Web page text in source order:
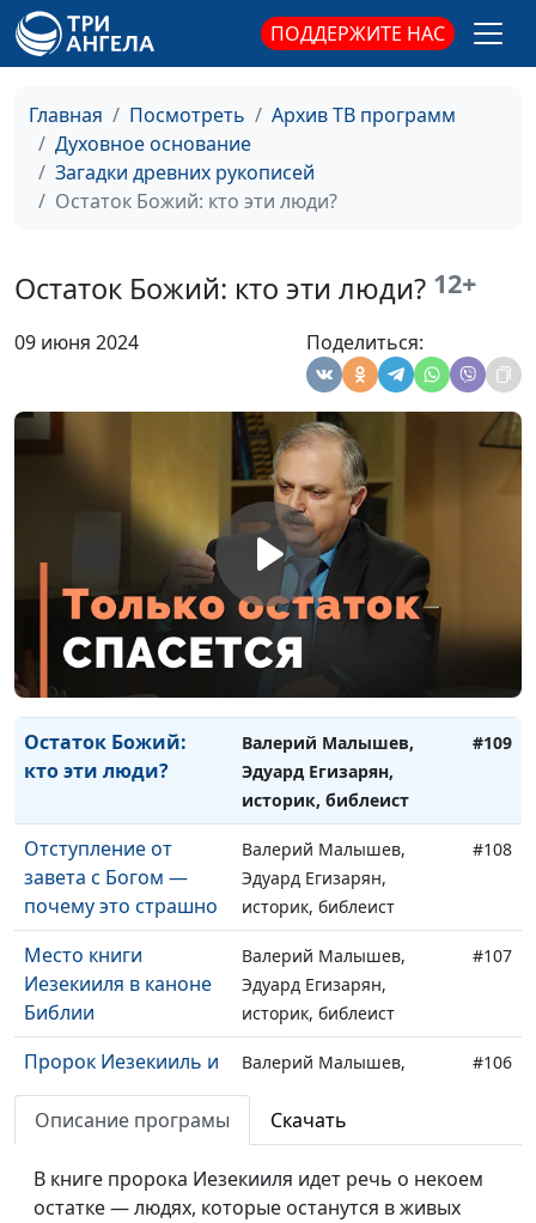
ПОДДЕРЖИТЕ НАС
Главная Посмотреть
Архив ТВ программ
Духовное основание
Загадки древних рукописей
Остаток Божий: кто эти люди?
Остаток Божий: кто эти люди? 12+
09 июня 2024 Поделиться:
Нужно ли
праздновать
Рождество?
Валерий Малышев,
Эдуард Егизарян,
историк, библеист
#115
Рождество: семья
Иисуса Христа
Валерий Малышев,
Эдуард Егизарян,
историк, библеист
пророчества о
Завете
Эдуард Егизарян,
пророка Иезекииля
на Апокалипсис
Иоанна
Валерий Малышев,
Эдуард Егизарян,
историк, библеист
#112
Падший ангел
Люцифер и царь
Тира
Валерий Малышев,
Эдуард Егизарян,
историк, библеист
Будущее
богоотступников:
как вернуться к Богу
Валерий Малышев,
Эдуард Егизарян,
историк, библеист
#110
Остаток Божий:
кто эти люди?
Валерий Малышев,
Эдуард Егизарян,
историк, библеист
#109
Отступление от
завета с Богом —
почему это страшно
Валерий Малышев,
Эдуард Егизарян,
историк, библеист
#108
Место книги
Иезекииля в каноне
Библии
Валерий Малышев,
Эдуард Егизарян,
историк, библеист
#107
Пророк Иезекииль и
его необычное
призвание
Валерий Малышев,
Эдуард Егизарян,
историк, библеист
#106
Философия истории
в книге пророка
историк, богослов,
Описание програмы Скачать
В книге пророка Иезекииля идет речь о некоем
остатке — людях, которые останутся в живых